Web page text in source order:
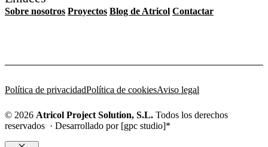
Sobre nosotros Proyectos Blog de Atricol Contactar
© 2026 Atricol Project Solution, S.L. Todos los derechos
reservados · Desarrollado por [gpc studio]*
Política de privacidadPolítica de cookiesAviso legal